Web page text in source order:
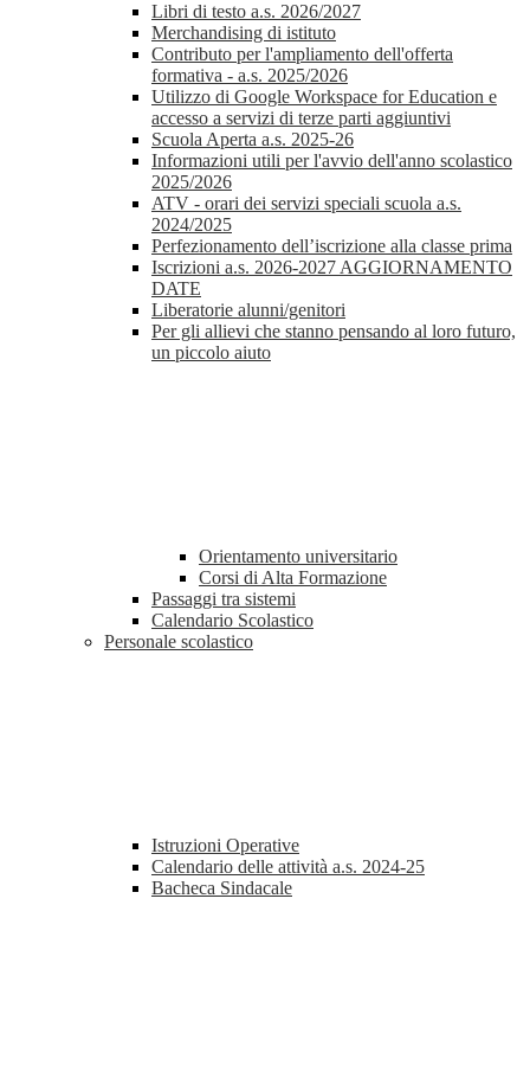
Libri di testo a.s. 2026/2027
Merchandising di istituto
Contributo per l'ampliamento dell'offerta
formativa - a.s. 2025/2026
Utilizzo di Google Workspace for Education e
accesso a servizi di terze parti aggiuntivi
Scuola Aperta a.s. 2025-26
Informazioni utili per l'avvio dell'anno scolastico
2025/2026
ATV - orari dei servizi speciali scuola a.s.
2024/2025
Perfezionamento dell’iscrizione alla classe prima
Iscrizioni a.s. 2026-2027 AGGIORNAMENTO
DATE
Liberatorie alunni/genitori
Per gli allievi che stanno pensando al loro futuro,
un piccolo aiuto
Orientamento universitario
Corsi di Alta Formazione
Passaggi tra sistemi
Calendario Scolastico
Personale scolastico
Istruzioni Operative
Calendario delle attività a.s. 2024-25
Bacheca Sindacale